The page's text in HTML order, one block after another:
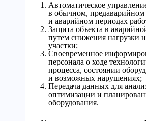
Автоматическое
в обычном, предаварийном
и аварийном периодах
Защита объекта в
путем снижения нагрузки
участки;
Своевременное
персонала о ходе
процесса, состоянии
и возможных нарушениях;
Передача данных для
оптимизации и
оборудования.